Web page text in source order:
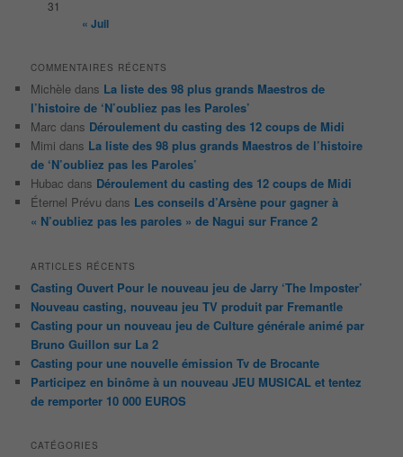
31
« Juil
COMMENTAIRES RÉCENTS
Michèle dans La liste des 98 plus grands Maestros de
l’histoire de ‘N’oubliez pas les Paroles’
Marc dans Déroulement du casting des 12 coups de Midi
Mimi dans La liste des 98 plus grands Maestros de l’histoire
de ‘N’oubliez pas les Paroles’
Hubac dans Déroulement du casting des 12 coups de Midi
Éternel Prévu dans Les conseils d’Arsène pour gagner à
« N’oubliez pas les paroles » de Nagui sur France 2
ARTICLES RÉCENTS
Casting Ouvert Pour le nouveau jeu de Jarry ‘The Imposter’
Nouveau casting, nouveau jeu TV produit par Fremantle
Casting pour un nouveau jeu de Culture générale animé par
Bruno Guillon sur La 2
Casting pour une nouvelle émission Tv de Brocante
Participez en binôme à un nouveau JEU MUSICAL et tentez
de remporter 10 000 EUROS
CATÉGORIES